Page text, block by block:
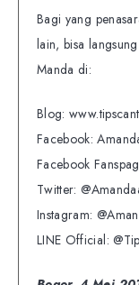
Bagi yang
lain, bisa
Manda di:
Blog:
Facebook:
Facebook
Twitter:
Instagram:
LINE Official: